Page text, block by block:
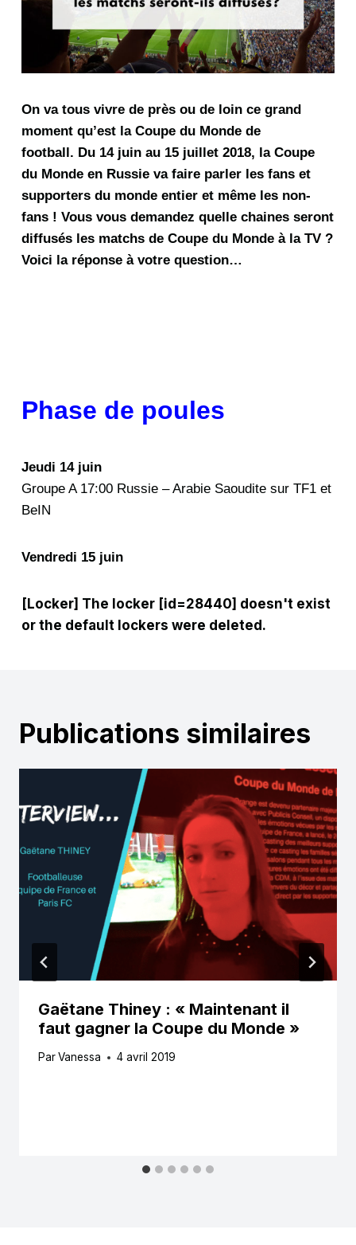
On va tous vivre de près ou de loin ce grand
moment qu’est la Coupe du Monde de
football. Du 14 juin au 15 juillet 2018, la Coupe
du Monde en Russie va faire parler les fans et
supporters du monde entier et même les non-
fans ! Vous vous demandez quelle chaines seront
diffusés les matchs de Coupe du Monde à la TV ?
Voici la réponse à votre question…
Phase de poules
Jeudi 14 juin
Groupe A 17:00 Russie – Arabie Saoudite sur TF1 et
BeIN
Vendredi 15 juin
[Locker] The locker [id=28440] doesn't exist
or the default lockers were deleted.
Publications similaires
Gaëtane Thiney : « Maintenant il
faut gagner la Coupe du Monde »
ParVanessa 4 avril 2019